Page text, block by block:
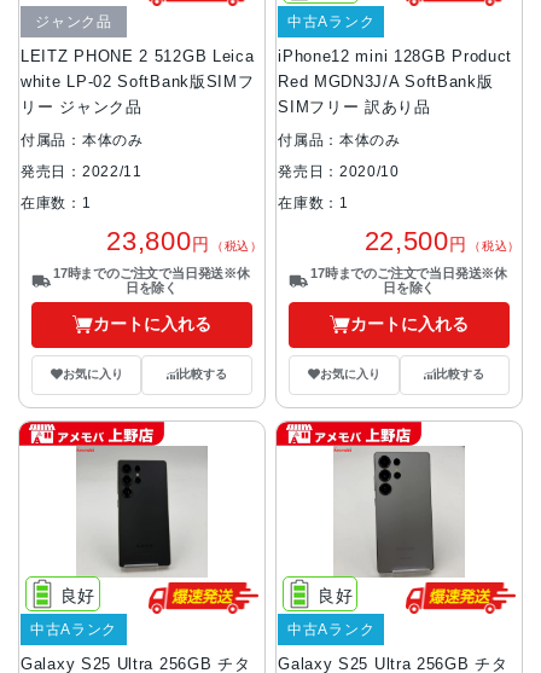
LEITZ PHONE 2 512GB Leica
white LP-02 SoftBank版SIMフ
リー ジャンク品
ジャンク品
付属品：本体のみ
発売日：2022/11
在庫数：1
23,800円 （税込）
17時までのご注文で当日発送※休
日を除く
カートに入れる
お気に入り 比較する
iPhone12 mini 128GB Product
Red MGDN3J/A SoftBank版
SIMフリー 訳あり品
中古Aランク
付属品：本体のみ
発売日：2020/10
在庫数：1
22,500円 （税込）
17時までのご注文で当日発送※休
日を除く
カートに入れる
お気に入り 比較する
Galaxy S25 Ultra 256GB チタ
良好
中古Aランク
Galaxy S25 Ultra 256GB チタ
良好
中古Aランク